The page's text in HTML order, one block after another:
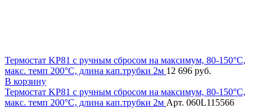
Термостат KP81 с ручным сбросом на максимум, 80-150°C,
макс. темп 200°C, длина кап.трубки 2м 12 696 руб.
В корзину
Термостат KP81 с ручным сбросом на максимум, 80-150°C,
макс. темп 200°C, длина кап.трубки 2м Арт. 060L115566